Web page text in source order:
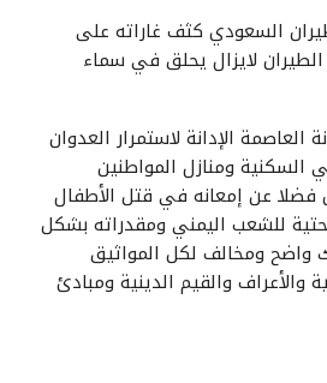
السعودي كثف غاراته على
لايزال يحلق في سماء
العاصمة الإدانة لاستمرار العدوان
السكنية ومنازل المواطنين
فضلا عن إمعانه في قتل الأطفال
للشعب اليمني ومقدراته بشكل
ومخالف لكل المواثيق
والأعراف والقيم الدينية ومبادئ